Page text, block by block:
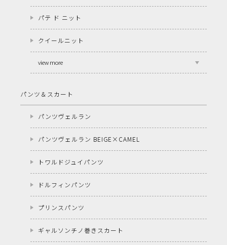
パテ ド ニット
クイールニット
view more
パンツ＆スカート
パンツヴェルラン
パンツヴェルラン BEIGE×CAMEL
トワルドジュイパンツ
ドルフィンパンツ
プリンスパンツ
ギャルソンチノ巻きスカート